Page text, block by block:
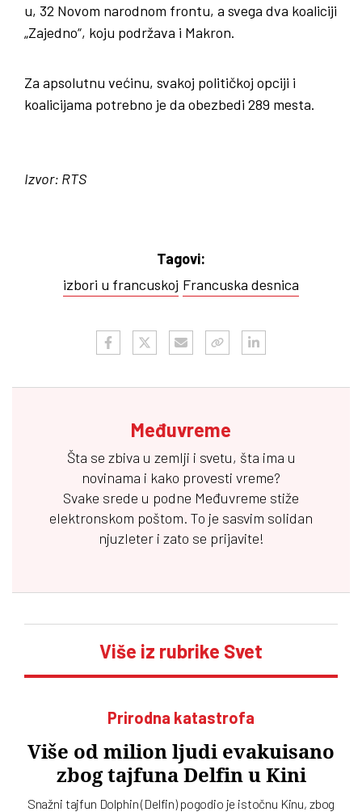
u, 32 Novom narodnom frontu, a svega dva koaliciji
„Zajedno“, koju podržava i Makron.
Za apsolutnu većinu, svakoj političkoj opciji i
koalicijama potrebno je da obezbedi 289 mesta.
Izvor: RTS
Tagovi:
izbori u francuskoj Francuska desnica
Međuvreme
Šta se zbiva u zemlji i svetu, šta ima u
novinama i kako provesti vreme?
Svake srede u podne Međuvreme stiže
elektronskom poštom. To je sasvim solidan
njuzleter i zato se prijavite!
Više iz rubrike Svet
Prirodna katastrofa
Više od milion ljudi evakuisano
zbog tajfuna Delfin u Kini
Snažni tajfun Dolphin (Delfin) pogodio je istočnu Kinu, zbog